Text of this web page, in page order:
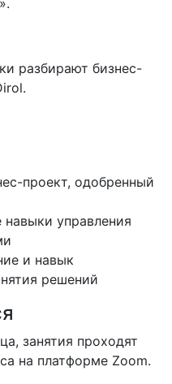
разбирают бизнес-
проект, одобренный
управления
и навык
решений
занятия проходят
на платформе Zoom.